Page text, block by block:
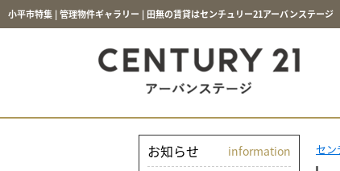
小平市特集 | 管理物件ギャラリー | 田無の賃貸はセンチュリー21アーバンステージ
セン
お知らせ information